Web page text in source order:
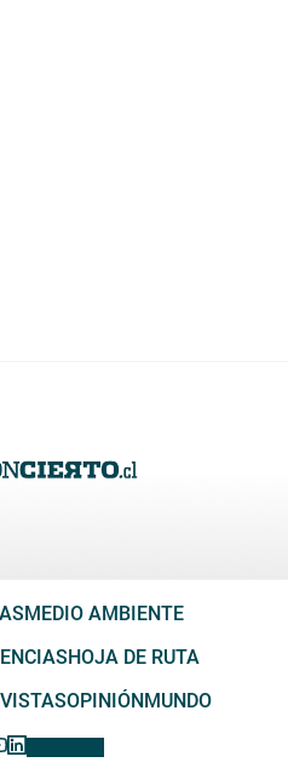
MEDIO AMBIENTE
HOJA DE RUTA
OPINIÓNMUNDO